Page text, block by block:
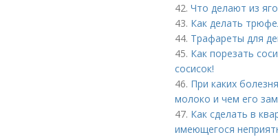
42. Что делают из
43. Как делать
44. Трафареты для
45. Как порезать
сосисок!
46. При каких
молоко и чем его
47. Как сделать в
имеющегося